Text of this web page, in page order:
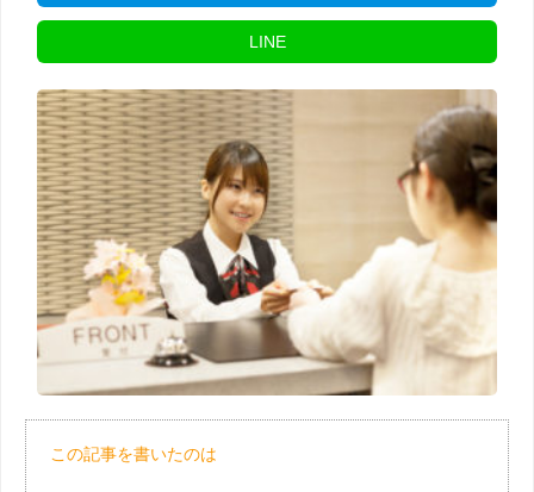
LINE
この記事を書いたのは